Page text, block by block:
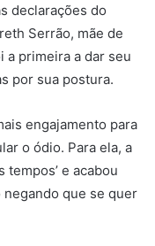
declarações do
Serrão, mãe de
a primeira a dar seu
por sua postura.
engajamento para
o ódio. Para ela, a
tempos’ e acabou
que se quer